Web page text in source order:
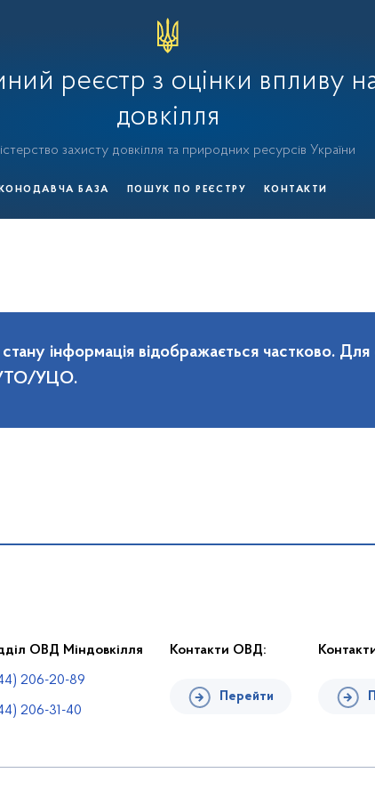
реєстр з оцінки впливу
довкілля
захисту довкілля та природних ресурсів України
БАЗА ПОШУК ПО РЕЄСТРУ КОНТАКТИ
інформація відображається частково. Для
УТО/УЦО.
ОВД Міндовкілля
206-20-89
206-31-40
Контакти ОВД:
Перейти